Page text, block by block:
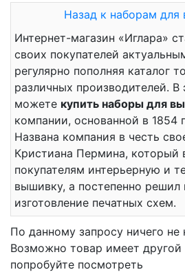
Назад к наборам для
Интернет-магазин «Иглара»
своих покупателей
регулярно пополняя каталог
различных производителей. В
можете купить наборы для
компании, основанной в 1854
Названа компания в честь
Кристиана Пермина, который
покупателям интерьерную и
вышивку, а постепенно решил
изготовление печатных схем.
По данному запросу ничего не
Возможно товар имеет другой
попробуйте посмотреть